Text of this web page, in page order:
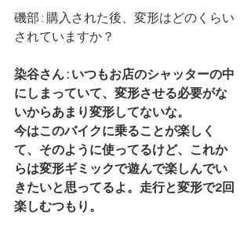
磯部 : 購入された後、変形はどのくらい
されていますか？
染谷さん : いつもお店のシャッターの中
にしまっていて、変形させる必要がな
いからあまり変形してないな。
今はこのバイクに乗ることが楽しく
て、そのように使ってるけど、これか
らは変形ギミックで遊んで楽しんでい
きたいと思ってるよ。走行と変形で2回
楽しむつもり。